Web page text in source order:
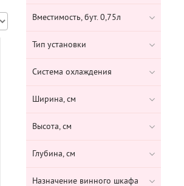
Вместимость, бут. 0,75л
Тип установки
Система охлаждения
Ширина, см
Высота, см
Глубина, см
Назначение винного шкафа